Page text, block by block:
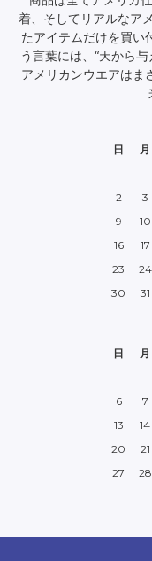
着、そしてリアルなア
たアイテムだけを買い
う言葉には、“天から
アメリカンウエアはま
日
月
2
3
9
10
16
17
23
24
30
31
日
月
6
7
13
14
20
21
27
28